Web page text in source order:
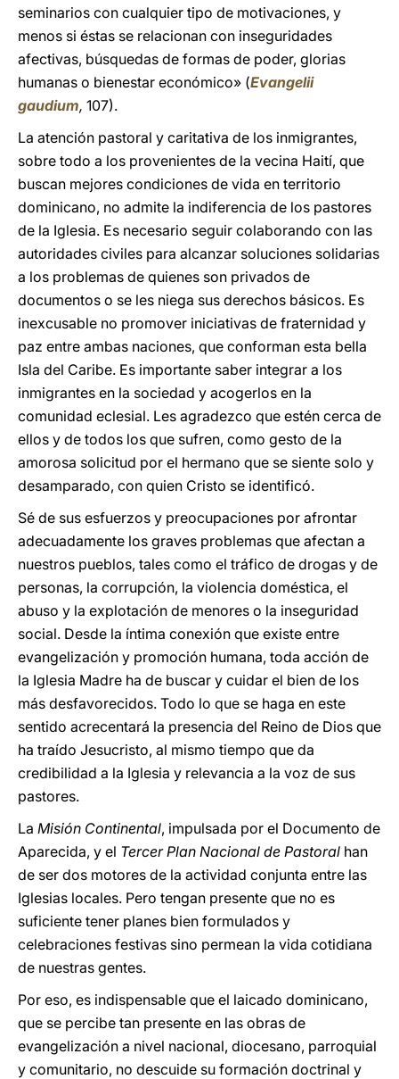
seminarios con cualquier tipo de motivaciones, y
menos si éstas se relacionan con inseguridades
afectivas, búsquedas de formas de poder, glorias
humanas o bienestar económico» (Evangelii
gaudium, 107).
La atención pastoral y caritativa de los inmigrantes,
sobre todo a los provenientes de la vecina Haití, que
buscan mejores condiciones de vida en territorio
dominicano, no admite la indiferencia de los pastores
de la Iglesia. Es necesario seguir colaborando con las
autoridades civiles para alcanzar soluciones solidarias
a los problemas de quienes son privados de
documentos o se les niega sus derechos básicos. Es
inexcusable no promover iniciativas de fraternidad y
paz entre ambas naciones, que conforman esta bella
Isla del Caribe. Es importante saber integrar a los
inmigrantes en la sociedad y acogerlos en la
comunidad eclesial. Les agradezco que estén cerca de
ellos y de todos los que sufren, como gesto de la
amorosa solicitud por el hermano que se siente solo y
desamparado, con quien Cristo se identificó.
Sé de sus esfuerzos y preocupaciones por afrontar
adecuadamente los graves problemas que afectan a
nuestros pueblos, tales como el tráfico de drogas y de
personas, la corrupción, la violencia doméstica, el
abuso y la explotación de menores o la inseguridad
social. Desde la íntima conexión que existe entre
evangelización y promoción humana, toda acción de
la Iglesia Madre ha de buscar y cuidar el bien de los
más desfavorecidos. Todo lo que se haga en este
sentido acrecentará la presencia del Reino de Dios que
ha traído Jesucristo, al mismo tiempo que da
credibilidad a la Iglesia y relevancia a la voz de sus
pastores.
La Misión Continental, impulsada por el Documento de
Aparecida, y el Tercer Plan Nacional de Pastoral han
de ser dos motores de la actividad conjunta entre las
Iglesias locales. Pero tengan presente que no es
suficiente tener planes bien formulados y
celebraciones festivas sino permean la vida cotidiana
de nuestras gentes.
Por eso, es indispensable que el laicado dominicano,
que se percibe tan presente en las obras de
evangelización a nivel nacional, diocesano, parroquial
y comunitario, no descuide su formación doctrinal y